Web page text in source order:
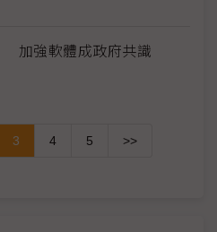
加強軟體成政府共識
3 4 5 >>